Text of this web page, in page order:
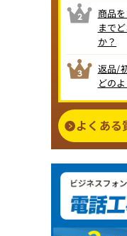
商品
まで
か？
返品/
どの
よくある